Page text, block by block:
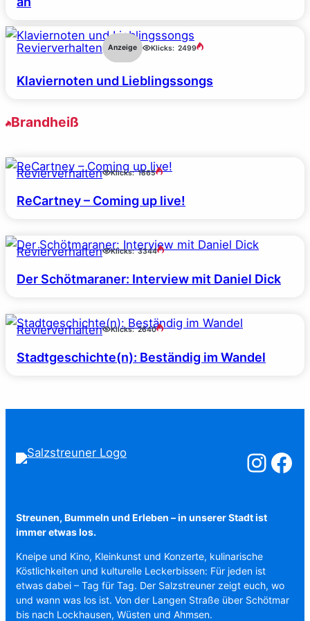
Revierverhalten Anzeige Klicks: 2499
Klaviernoten und Lieblingssongs
Brandheiß
Revierverhalten Klicks: 1865
ReCartney – Coming up live!
Revierverhalten Klicks: 3344
Der Schötmaraner: Interview mit Daniel Dick
Revierverhalten Klicks: 2640
Stadtgeschichte(n): Beständig im Wandel
Salzstreuner
Streunen, Bummeln und Erleben – in unserer Stadt ist
immer etwas los.
Kneipe und Kino, Kleinkunst und Konzerte, kulinarische
Köstlichkeiten und kulturelle Leckerbissen: Für jeden ist
etwas dabei – Tag für Tag. Der Salzstreuner zeigt euch, wo
und wann was los ist. Von der Langen Straße über Schötmar
bis nach Lockhausen, Wüsten und Ahmsen.